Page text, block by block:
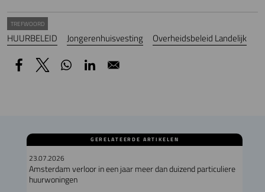
TREFWOORD
HUURBELEID Jongerenhuisvesting Overheidsbeleid Landelijk
GERELATEERDE ARTIKELEN
23.07.2026
Amsterdam verloor in een jaar meer dan duizend particuliere
huurwoningen